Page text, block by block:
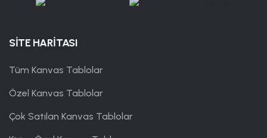
SİTE HARİTASI
Tüm Kanvas Tablolar
Özel Kanvas Tablolar
Çok Satılan Kanvas Tablolar